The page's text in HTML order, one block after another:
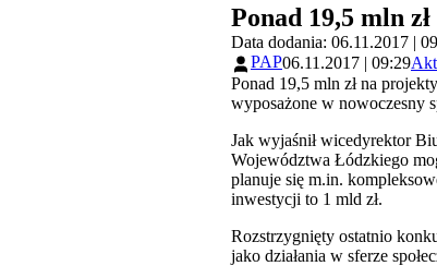
Ponad 19,5 mln
Data dodania: 06.11.2017 |
PAP06.11.2017 | 09:29
Ponad 19,5 mln zł na
wyposażone w nowoczesny
Jak wyjaśnił wicedyrektor
Województwa Łódzkiego
planuje się m.in.
inwestycji to 1 mld zł.
Rozstrzygnięty ostatnio
jako działania w sferze